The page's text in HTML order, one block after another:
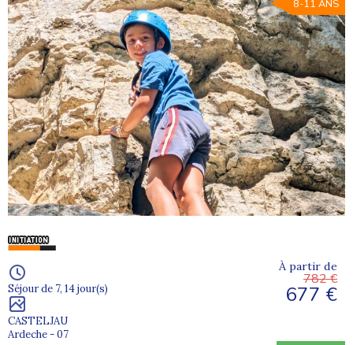
8-11 ANS
Séjour de 7, 14 jour(s)
CASTELJAU
Ardeche - 07
À partir de
782 €
677 €